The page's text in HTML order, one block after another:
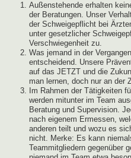
Außenstehende erhalten
der Beratungen. Unser
der Schweigepflicht bei
unter gesetzlicher
Verschwiegenheit zu.
Was jemand in der
entscheidend. Unsere
auf das JETZT und die
man lernen, doch nur an der
Im Rahmen der Tätigkeiten
werden mitunter im Team
Beratung und Supervision.
nach eigenem Ermessen,
anderen teilt und wozu es
nicht. Merke: Es kann
Teammitgliedern gegenüber